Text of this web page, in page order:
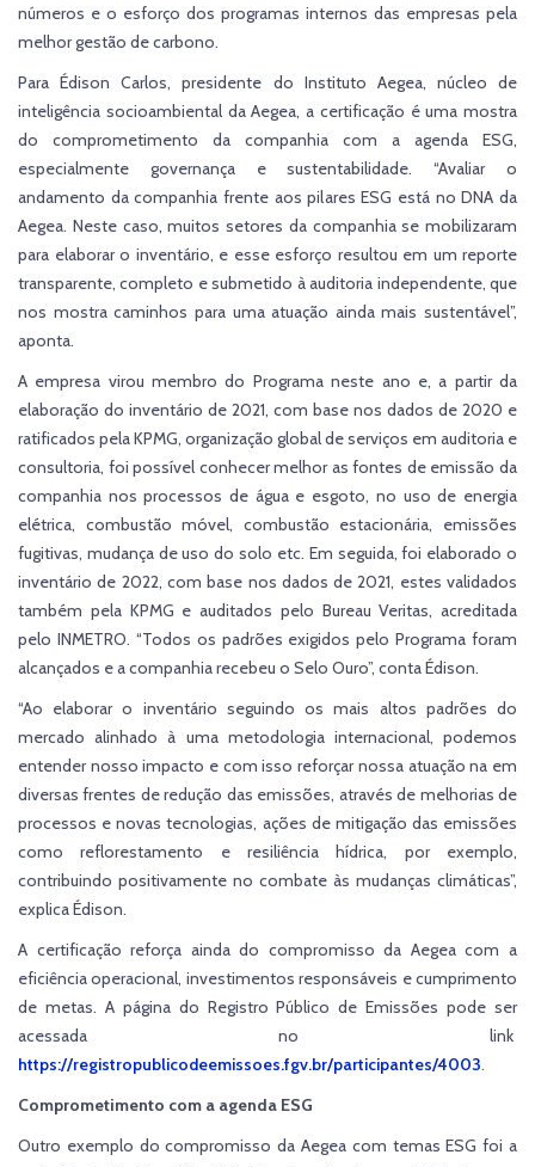
números e o esforço dos programas internos das empresas pela
melhor gestão de carbono.
Para Édison Carlos, presidente do Instituto Aegea, núcleo de
inteligência socioambiental da Aegea, a certificação é uma mostra
do comprometimento da companhia com a agenda ESG,
especialmente governança e sustentabilidade. “Avaliar o
andamento da companhia frente aos pilares ESG está no DNA da
Aegea. Neste caso, muitos setores da companhia se mobilizaram
para elaborar o inventário, e esse esforço resultou em um reporte
transparente, completo e submetido à auditoria independente, que
nos mostra caminhos para uma atuação ainda mais sustentável”,
aponta.
A empresa virou membro do Programa neste ano e, a partir da
elaboração do inventário de 2021, com base nos dados de 2020 e
ratificados pela KPMG, organização global de serviços em auditoria e
consultoria, foi possível conhecer melhor as fontes de emissão da
companhia nos processos de água e esgoto, no uso de energia
elétrica, combustão móvel, combustão estacionária, emissões
fugitivas, mudança de uso do solo etc. Em seguida, foi elaborado o
inventário de 2022, com base nos dados de 2021, estes validados
também pela KPMG e auditados pelo Bureau Veritas, acreditada
pelo INMETRO. “Todos os padrões exigidos pelo Programa foram
alcançados e a companhia recebeu o Selo Ouro”, conta Édison.
“Ao elaborar o inventário seguindo os mais altos padrões do
mercado alinhado à uma metodologia internacional, podemos
entender nosso impacto e com isso reforçar nossa atuação na em
diversas frentes de redução das emissões, através de melhorias de
processos e novas tecnologias, ações de mitigação das emissões
como reflorestamento e resiliência hídrica, por exemplo,
contribuindo positivamente no combate às mudanças climáticas”,
explica Édison.
A certificação reforça ainda do compromisso da Aegea com a
eficiência operacional, investimentos responsáveis e cumprimento
de metas. A página do Registro Público de Emissões pode ser
acessada no link
https://registropublicodeemissoes.fgv.br/participantes/4003.
Comprometimento com a agenda ESG
Outro exemplo do compromisso da Aegea com temas ESG foi a